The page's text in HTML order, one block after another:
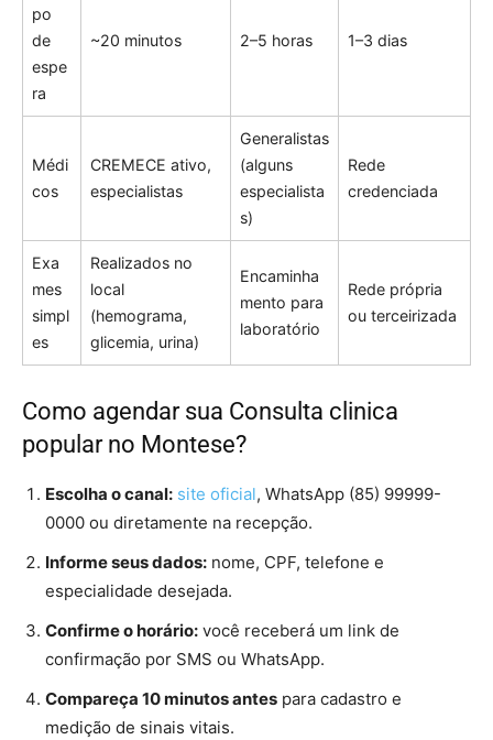
po
de
espe
ra
~20 minutos 2–5 horas 1–3 dias
Médi
cos
CREMECE ativo,
especialistas
Generalistas
(alguns
especialista
s)
Rede
credenciada
Exa
mes
simpl
es
Realizados no
local
(hemograma,
glicemia, urina)
Encaminha
mento para
laboratório
Rede própria
ou terceirizada
Como agendar sua Consulta clinica
popular no Montese?
Escolha o canal: site oficial, WhatsApp (85) 99999-
0000 ou diretamente na recepção.
Informe seus dados: nome, CPF, telefone e
especialidade desejada.
Confirme o horário: você receberá um link de
confirmação por SMS ou WhatsApp.
Compareça 10 minutos antes para cadastro e
medição de sinais vitais.